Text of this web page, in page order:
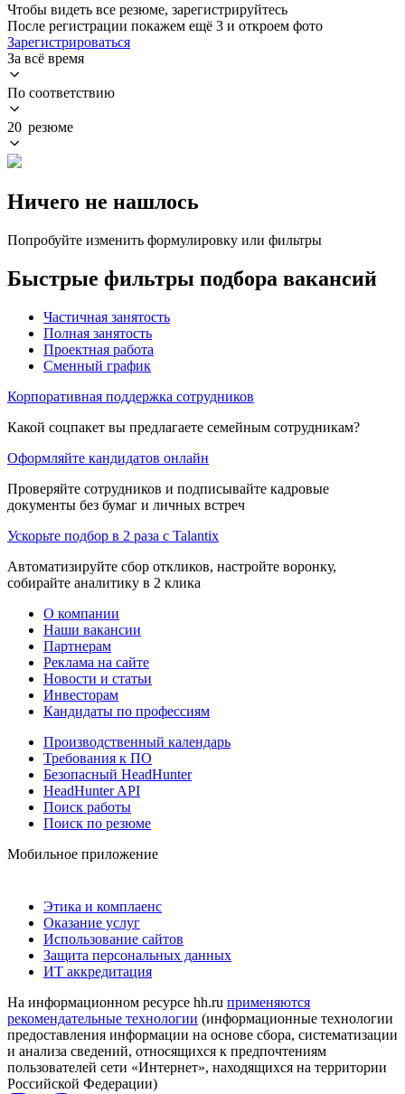
Чтобы видеть все резюме, зарегистрируйтесь
После регистрации покажем ещё 3 и откроем фото
Зарегистрироваться
За всё время
По соответствию
20 резюме
Ничего не нашлось
Попробуйте изменить формулировку или фильтры
Быстрые фильтры подбора вакансий
Частичная занятость
Полная занятость
Проектная работа
Сменный график
Корпоративная поддержка сотрудников
Какой соцпакет вы предлагаете семейным сотрудникам?
Оформляйте кандидатов онлайн
Проверяйте сотрудников и подписывайте кадровые
документы без бумаг и личных встреч
Ускорьте подбор в 2 раза с Talantix
Автоматизируйте сбор откликов, настройте воронку,
собирайте аналитику в 2 клика
О компании
Наши вакансии
Партнерам
Реклама на сайте
Новости и статьи
Инвесторам
Кандидаты по профессиям
Производственный календарь
Требования к ПО
Безопасный HeadHunter
HeadHunter API
Поиск работы
Поиск по резюме
Мобильное приложение
Этика и комплаенс
Оказание услуг
Использование сайтов
Защита персональных данных
ИТ аккредитация
На информационном ресурсе hh.ru применяются
рекомендательные технологии (информационные технологии
предоставления информации на основе сбора, систематизации
и анализа сведений, относящихся к предпочтениям
пользователей сети «Интернет», находящихся на территории
Российской Федерации)